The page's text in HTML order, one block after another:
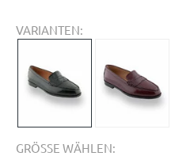
VARIANTEN:
GRÖSSE WÄHLEN: